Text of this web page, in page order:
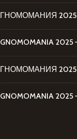
ГНОМОМАНИЯ 2025
GNOMOMANIA
ГНОМОМАНИЯ 2025
GNOMOMANIA